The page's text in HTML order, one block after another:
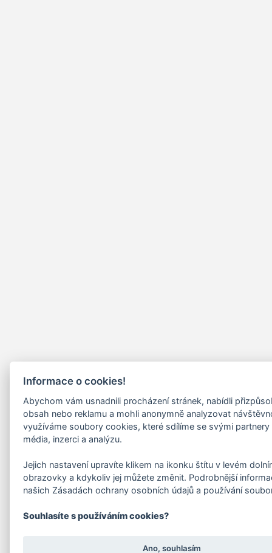
Informace o cookies!
Abychom vám usnadnili procházení stránek, nabídli
obsah nebo reklamu a mohli anonymně analyzovat
využíváme soubory cookies, které sdílíme se svými
média, inzerci a analýzu.
Jejich nastavení upravíte klikem na ikonku štítu v levém
obrazovky a kdykoliv jej můžete změnit. Podrobnější
našich Zásadách ochrany osobních údajů a používání
Souhlasíte s používáním cookies?
Ano, souhlasím